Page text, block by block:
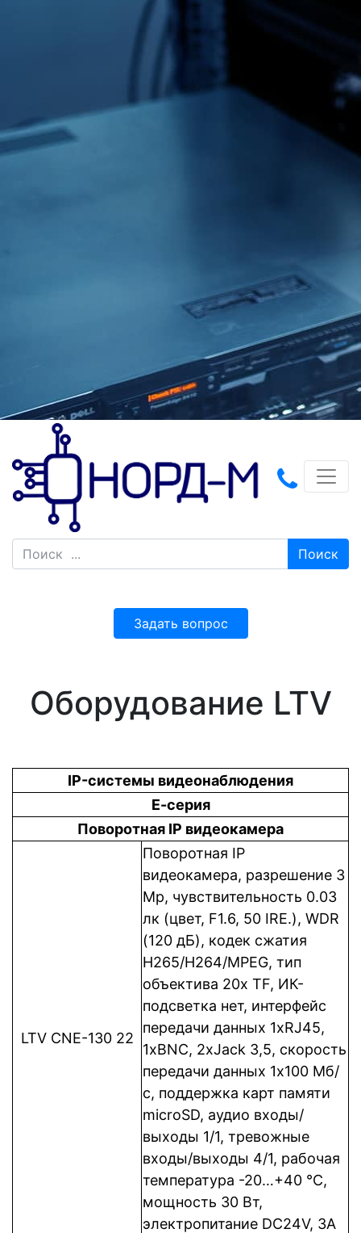
Поиск
Задать вопрос
Оборудование LTV
IP-системы видеонаблюдения
Е-серия
Поворотная IP видеокамера
LTV CNE-130 22
Поворотная IP
видеокамера, разрешение 3
Mp, чувствительность 0.03
лк (цвет, F1.6, 50 IRE.), WDR
(120 дБ), кодек сжатия
Н265/H264/MPEG, тип
объектива 20х TF, ИК-
подсветка нет, интерфейс
передачи данных 1xRJ45,
1xBNC, 2xJack 3,5, cкорость
передачи данных 1x100 Мб/
с, поддержка карт памяти
microSD, аудио входы/
выходы 1/1, тревожные
входы/выходы 4/1, рабочая
температура -20…+40 °C,
мощность 30 Вт,
электропитание DC24V, 3A